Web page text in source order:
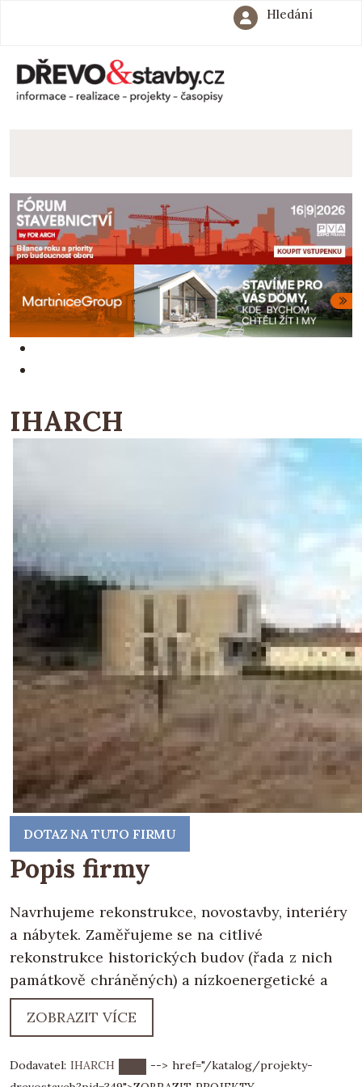
Hledání
IHARCH
DOTAZ NA TUTO FIRMU
Popis firmy
Navrhujeme rekonstrukce, novostavby, interiéry
a nábytek. Zaměřujeme se na citlivé
rekonstrukce historických budov (řada z nich
památkově chráněných) a nízkoenergetické a
ekologicky šetrné novostavby. Máme zkušenosti
s inteligentním využitím tradičních materiálů v
tradičních technik s moderní výrazovou formou.
ZOBRAZIT VÍCE
Dodavatel: IHARCH
--> href="/katalog/projekty-